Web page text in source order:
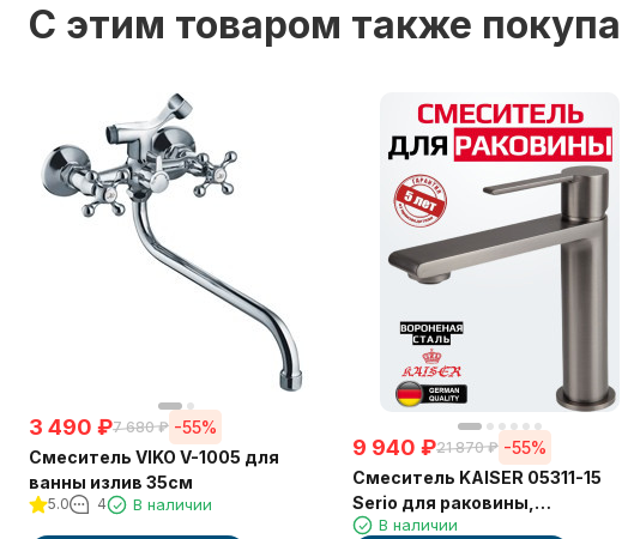
C этим товаром также
3 490 ₽7 680 ₽ -55%
Смеситель VIKO V-1005 для
ванны излив 35см
5.0 4 В наличии
9 940 ₽21 870 ₽ -55%
Смеситель KAISER 05311-15
Serio для раковины,
неповоротный, воронёная
В наличии